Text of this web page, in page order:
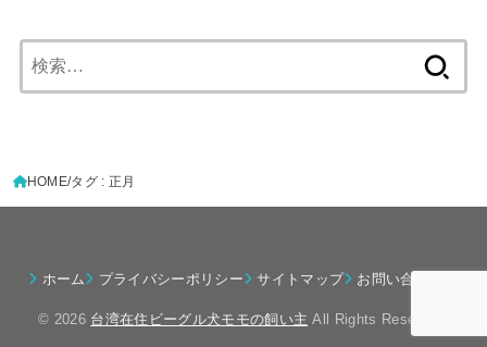
索:
HOME タグ : 正月
ホーム プライバシーポリシー サイトマップ お問い合わせ
© 2026 台湾在住ビーグル犬モモの飼い主 All Rights Reserved.